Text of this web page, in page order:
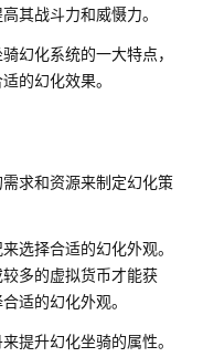
其战斗力和威慑力。
幻化系统的一大特点，
的幻化效果。
求和资源来制定幻化策
选择合适的幻化外观。
多的虚拟货币才能获
适的幻化外观。
提升幻化坐骑的属性。